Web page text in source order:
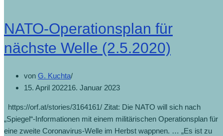
NATO-Operationsplan für
nächste Welle (2.5.2020)
von G. Kuchta
15. April 202216. Januar 2023
https://orf.at/stories/3164161/ Zitat: Die NATO will sich nach
„Spiegel“-Informationen mit einem militärischen Operationsplan für
eine zweite Coronavirus-Welle im Herbst wappnen. … „Es ist zu